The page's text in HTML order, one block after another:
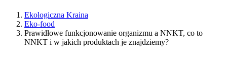
Ekologiczna Kraina
Eko-food
Prawidłowe funkcjonowanie organizmu a NNKT, co to
NNKT i w jakich produktach je znajdziemy?